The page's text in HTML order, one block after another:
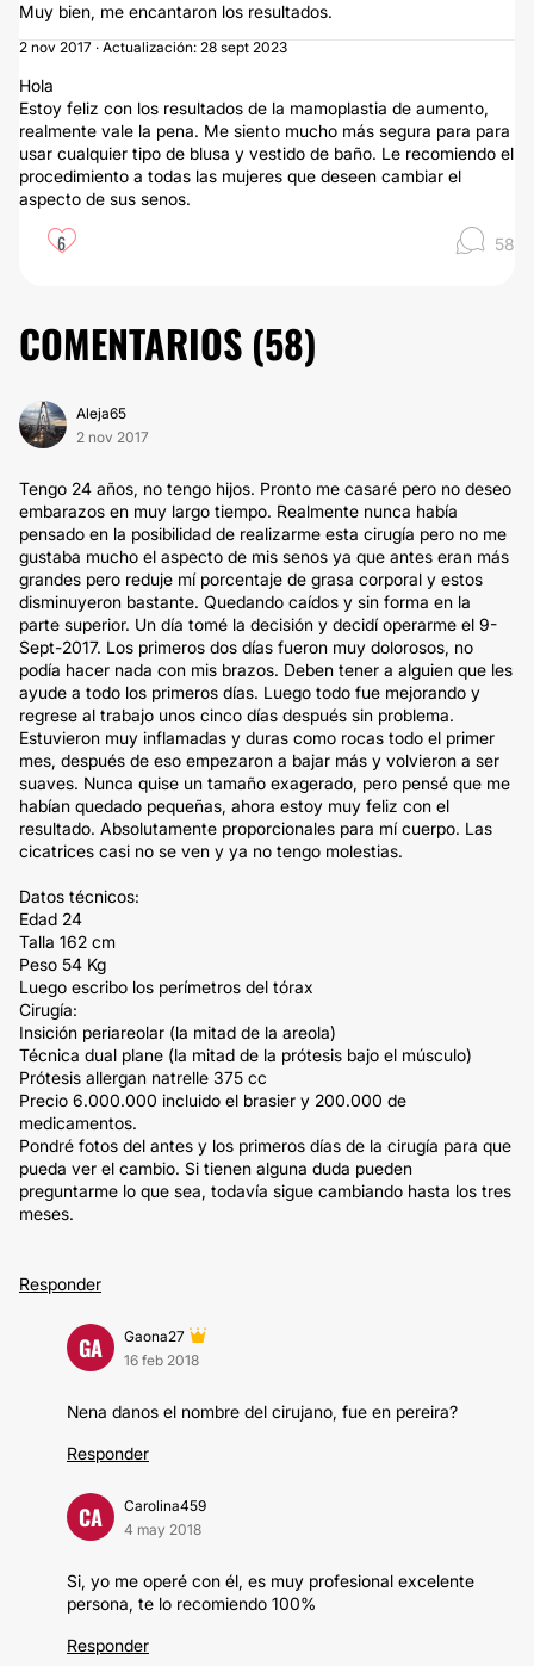
Muy bien, me encantaron los resultados.
2 nov 2017 · Actualización: 28 sept 2023
Hola
Estoy feliz con los resultados de la mamoplastia de aumento,
realmente vale la pena. Me siento mucho más segura para para
usar cualquier tipo de blusa y vestido de baño. Le recomiendo el
procedimiento a todas las mujeres que deseen cambiar el
aspecto de sus senos.
6 58
COMENTARIOS (58)
Aleja65
2 nov 2017
Tengo 24 años, no tengo hijos. Pronto me casaré pero no deseo
embarazos en muy largo tiempo. Realmente nunca había
pensado en la posibilidad de realizarme esta cirugía pero no me
gustaba mucho el aspecto de mis senos ya que antes eran más
grandes pero reduje mí porcentaje de grasa corporal y estos
disminuyeron bastante. Quedando caídos y sin forma en la
parte superior. Un día tomé la decisión y decidí operarme el 9-
Sept-2017. Los primeros dos días fueron muy dolorosos, no
podía hacer nada con mis brazos. Deben tener a alguien que les
ayude a todo los primeros días. Luego todo fue mejorando y
regrese al trabajo unos cinco días después sin problema.
Estuvieron muy inflamadas y duras como rocas todo el primer
mes, después de eso empezaron a bajar más y volvieron a ser
suaves. Nunca quise un tamaño exagerado, pero pensé que me
habían quedado pequeñas, ahora estoy muy feliz con el
resultado. Absolutamente proporcionales para mí cuerpo. Las
cicatrices casi no se ven y ya no tengo molestias.
Datos técnicos:
Edad 24
Talla 162 cm
Peso 54 Kg
Luego escribo los perímetros del tórax
Cirugía:
Insición periareolar (la mitad de la areola)
Técnica dual plane (la mitad de la prótesis bajo el músculo)
Prótesis allergan natrelle 375 cc
Precio 6.000.000 incluido el brasier y 200.000 de
medicamentos.
Pondré fotos del antes y los primeros días de la cirugía para que
pueda ver el cambio. Si tienen alguna duda pueden
preguntarme lo que sea, todavía sigue cambiando hasta los tres
meses.
Responder
GA
Gaona27
16 feb 2018
Nena danos el nombre del cirujano, fue en pereira?
Responder
CA
Carolina459
4 may 2018
Si, yo me operé con él, es muy profesional excelente
persona, te lo recomiendo 100%
Responder